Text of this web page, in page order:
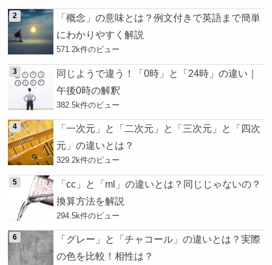
「概念」の意味とは？例文付きで英語まで簡単
にわかりやすく解説
571.2k件のビュー
同じようで違う！「0時」と「24時」の違い｜
午後0時の解釈
382.5k件のビュー
「一次元」と「二次元」と「三次元」と「四次
元」の違いとは？
329.2k件のビュー
「cc」と「ml」の違いとは？同じじゃないの？
換算方法を解説
294.5k件のビュー
「グレー」と「チャコール」の違いとは？実際
の色を比較！相性は？